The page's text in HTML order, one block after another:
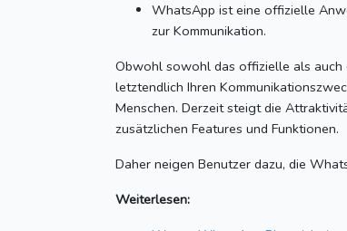
WhatsApp ist eine offizielle
zur Kommunikation.
Obwohl sowohl das offizielle als auch
letztendlich Ihren
Menschen. Derzeit steigt die
zusätzlichen Features und Funktionen.
Daher neigen Benutzer dazu, die
Weiterlesen: